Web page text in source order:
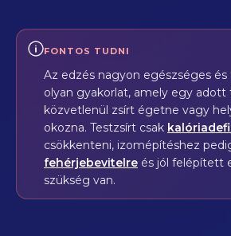
FONTOS TUDNI
Az edzés nagyon egészséges
olyan gyakorlat, amely egy adott
közvetlenül zsírt égetne vagy
okozna. Testzsírt csak
csökkenteni, izomépítéshez
fehérjebevitelre és jól felépített
szükség van.